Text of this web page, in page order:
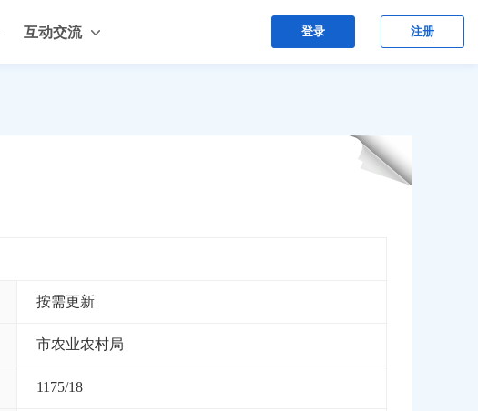
互动交流 登录 注册
按需更新
市农业农村局
1175/18